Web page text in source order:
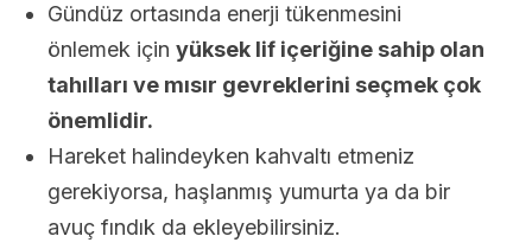
Gündüz ortasında enerji tükenmesini
önlemek için yüksek lif içeriğine sahip olan
tahılları ve mısır gevreklerini seçmek çok
önemlidir.
Hareket halindeyken kahvaltı etmeniz
gerekiyorsa, haşlanmış yumurta ya da bir
avuç fındık da ekleyebilirsiniz.